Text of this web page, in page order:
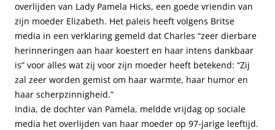
overlijden van Lady Pamela Hicks, een goede vriendin van
zijn moeder Elizabeth. Het paleis heeft volgens Britse
media in een verklaring gemeld dat Charles “zeer dierbare
herinneringen aan haar koestert en haar intens dankbaar
is” voor alles wat zij voor zijn moeder heeft betekend: “Zij
zal zeer worden gemist om haar warmte, haar humor en
haar scherpzinnigheid.”
India, de dochter van Pamela, meldde vrijdag op sociale
media het overlijden van haar moeder op 97-jarige leeftijd.